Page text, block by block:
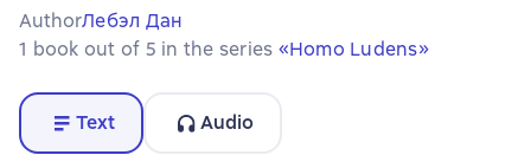
AuthorЛебэл Дан
1 book out of 5 in the series «Homo Ludens»
Text Audio